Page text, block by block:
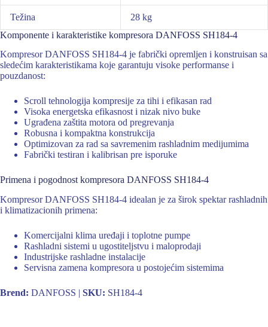
Težina
28 kg
Komponente i karakteristike kompresora DANFOSS SH184-4
Kompresor DANFOSS SH184-4 je fabrički opremljen i konstruisan sa
sledećim karakteristikama koje garantuju visoke performanse i
pouzdanost:
Scroll tehnologija kompresije za tihi i efikasan rad
Visoka energetska efikasnost i nizak nivo buke
Ugrađena zaštita motora od pregrevanja
Robusna i kompaktna konstrukcija
Optimizovan za rad sa savremenim rashladnim medijumima
Fabrički testiran i kalibrisan pre isporuke
Primena i pogodnost kompresora DANFOSS SH184-4
Kompresor DANFOSS SH184-4 idealan je za širok spektar rashladnih
i klimatizacionih primena:
Komercijalni klima uređaji i toplotne pumpe
Rashladni sistemi u ugostiteljstvu i maloprodaji
Industrijske rashladne instalacije
Servisna zamena kompresora u postojećim sistemima
Brend: DANFOSS | SKU: SH184-4